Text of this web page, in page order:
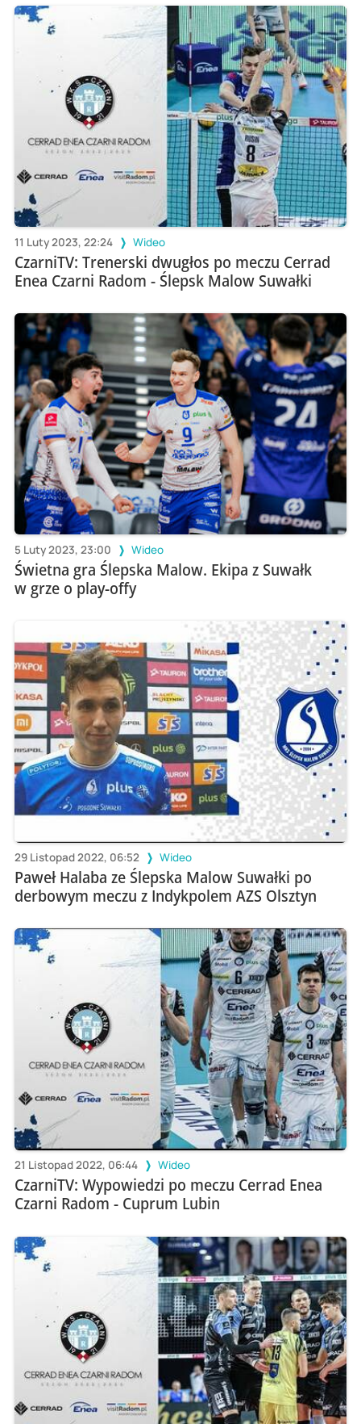
11 Luty 2023, 22:24 Wideo
CzarniTV: Trenerski dwugłos po meczu Cerrad
Enea Czarni Radom - Ślepsk Malow Suwałki
5 Luty 2023, 23:00 Wideo
Świetna gra Ślepska Malow. Ekipa z Suwałk
w grze o play-offy
29 Listopad 2022, 06:52 Wideo
Paweł Halaba ze Ślepska Malow Suwałki po
derbowym meczu z Indykpolem AZS Olsztyn
21 Listopad 2022, 06:44 Wideo
CzarniTV: Wypowiedzi po meczu Cerrad Enea
Czarni Radom - Cuprum Lubin